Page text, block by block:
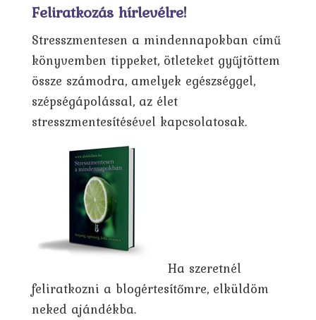
Feliratkozás hírlevélre!
Stresszmentesen a mindennapokban című
könyvemben tippeket, ötleteket gyűjtöttem
össze számodra, amelyek egészséggel,
szépségápolással, az élet
stresszmentesítésével kapcsolatosak.
Ha szeretnél
feliratkozni a blogértesítőmre, elküldöm
neked ajándékba.